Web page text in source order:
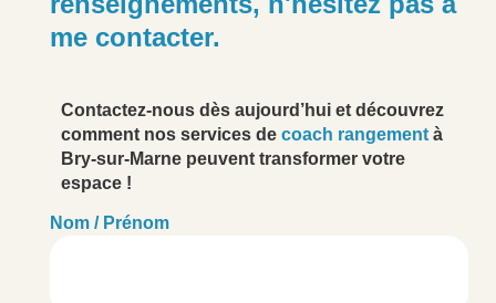
me contacter.
Contactez-nous dès aujourd’hui et découvrez
comment nos services de coach rangement à
Bry-sur-Marne peuvent transformer votre
espace !
Nom / Prénom